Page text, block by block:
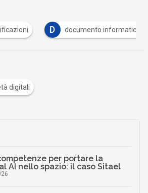
D documento informatico E
digitali
per portare la
AI nello spazio: il caso Sitael